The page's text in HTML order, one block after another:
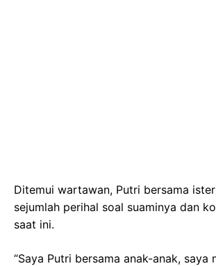
Ditemui wartawan, Putri bersama
sejumlah perihal soal suaminya dan
saat ini.
“Saya Putri bersama anak-anak, saya